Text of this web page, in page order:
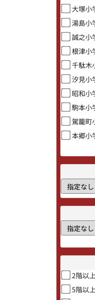
大塚小
湯島小
誠之小
根津小
千駄木
汐見小
昭和小
駒本小
駕籠町
本郷小
2階以上
5階以上